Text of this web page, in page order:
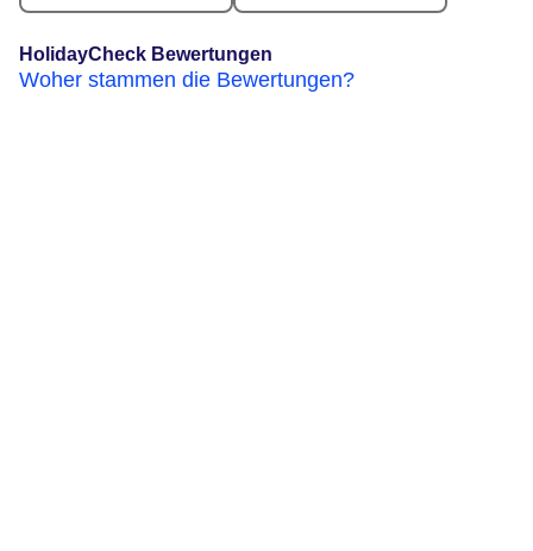
HolidayCheck Bewertungen
Woher stammen die Bewertungen?